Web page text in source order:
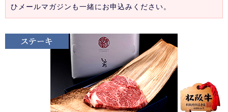
ひメールマガジンも一緒にお申込みください。